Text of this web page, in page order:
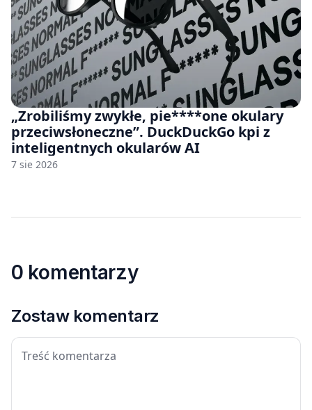
„Zrobiliśmy zwykłe, pie****one okulary
przeciwsłoneczne”. DuckDuckGo kpi z
inteligentnych okularów AI
7 sie 2026
0 komentarzy
Zostaw komentarz